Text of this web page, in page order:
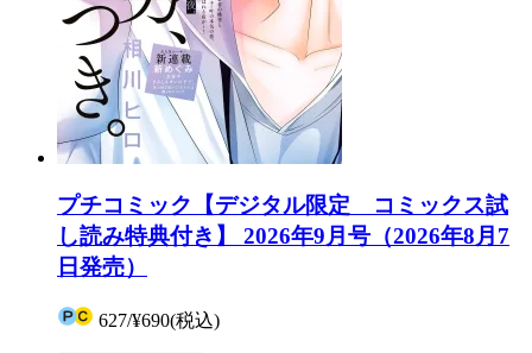
プチコミック【デジタル限定 コミックス試
し読み特典付き】 2026年9月号（2026年8月7
日発売）
627/¥690(税込)